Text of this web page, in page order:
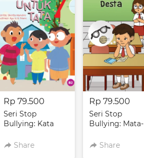
Rp 79.500
Seri Stop
Bullying: Kata
Share
Rp 79.500
Seri Stop
Bullying: Mata-
Share